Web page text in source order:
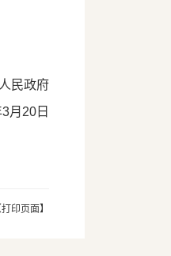
民政府
月20日
打印页面】